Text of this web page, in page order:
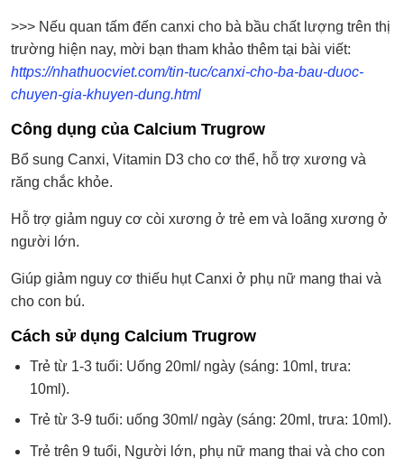
>>> Nếu quan tấm đến canxi cho bà bầu chất lượng trên thị
trường hiện nay, mời bạn tham khảo thêm tại bài viết:
https://nhathuocviet.com/tin-tuc/canxi-cho-ba-bau-duoc-
chuyen-gia-khuyen-dung.html
Công dụng của Calcium Trugrow
Bổ sung Canxi, Vitamin D3 cho cơ thể, hỗ trợ xương và
răng chắc khỏe.
Hỗ trợ giảm nguy cơ còi xương ở trẻ em và loãng xương ở
người lớn.
Giúp giảm nguy cơ thiếu hụt Canxi ở phụ nữ mang thai và
cho con bú.
Cách sử dụng Calcium Trugrow
Trẻ từ 1-3 tuổi: Uống 20ml/ ngày (sáng: 10ml, trưa:
10ml).
Trẻ từ 3-9 tuổi: uống 30ml/ ngày (sáng: 20ml, trưa: 10ml).
Trẻ trên 9 tuổi, Người lớn, phụ nữ mang thai và cho con